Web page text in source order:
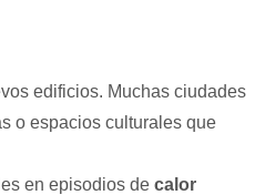
edificios. Muchas ciudades
o espacios culturales que
en episodios de calor